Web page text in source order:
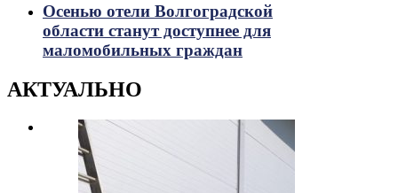
Осенью отели Волгоградской
области станут доступнее для
маломобильных граждан
АКТУАЛЬНО